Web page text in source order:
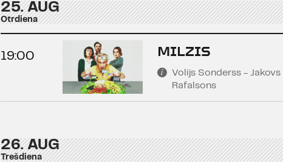
25. AUG
Otrdiena
19:00 MILZIS
Volijs Sonderss - Jakovs
Rafalsons
26. AUG
Trešdiena